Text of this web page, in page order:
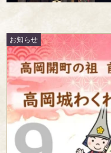
お知らせ